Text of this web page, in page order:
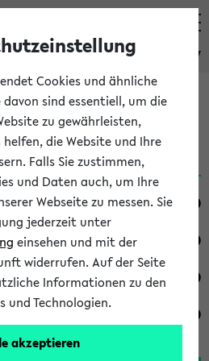
eKVV
eKVV
Cookies und ähnliche
davon sind essentiell, um die
zu gewährleisten,
die Website und Ihre
Falls Sie zustimmen,
und Daten auch, um Ihre
Webseite zu messen. Sie
jederzeit unter
einsehen und mit der
widerrufen. Auf der Seite
Informationen zu den
und Technologien.
akzeptieren